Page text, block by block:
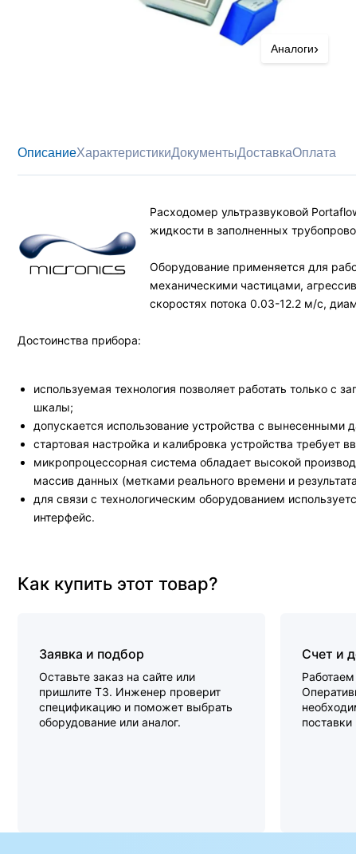
Аналоги›
ОписаниеХарактеристикиДокументыДоставкаОплата
Расходомер ультразвуковой
жидкости в заполненных
Оборудование применяется для
механическими частицами,
скоростях потока 0.03-12.2 м/с,
Достоинства прибора:
используемая технология позволяет работать только
шкалы;
допускается использование устройства с вынесенными
стартовая настройка и калибровка устройства требует
микропроцессорная система обладает высокой
массив данных (метками реального времени и
для связи с технологическим оборудованием
интерфейс.
Как купить этот товар?
Заявка и подбор
Оставьте заказ на сайте или
пришлите ТЗ. Инженер проверит
спецификацию и поможет выбрать
оборудование или аналог.
Счет и